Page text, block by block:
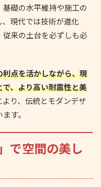
礎の水平維持や施工の
現代では技術が進化
来の土台を必ずしも必
点を活かしながら、現
、より高い耐震性と美
り、伝統とモダンデザ
す。
で空間の美し